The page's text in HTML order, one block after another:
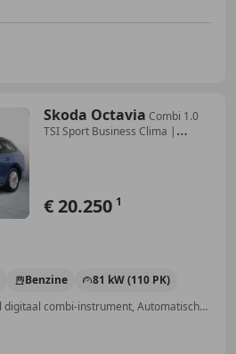
Skoda Octavia Combi 1.0
TSI Sport Business Clima |
€ 20.250 1
Benzine
81 kW (110 PK)
Sportstoelen, Alarm, Geheel digitaal combi-instrument, Automatische klimaatregeling, Getinte ramen, Regensensor, Digitale radio-ontvangst, Vermoeidheidsdetectie